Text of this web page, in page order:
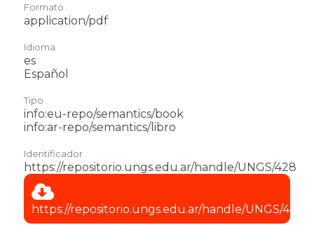
Formato
application/pdf
Idioma
es
Español
Tipo
info:eu-repo/semantics/book
info:ar-repo/semantics/libro
Identificador
https://repositorio.ungs.edu.ar/handle/UNGS/428
https://repositorio.ungs.edu.ar/handle/UNGS/428